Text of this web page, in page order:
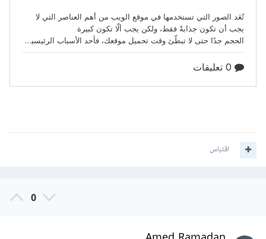
اقتباس
0